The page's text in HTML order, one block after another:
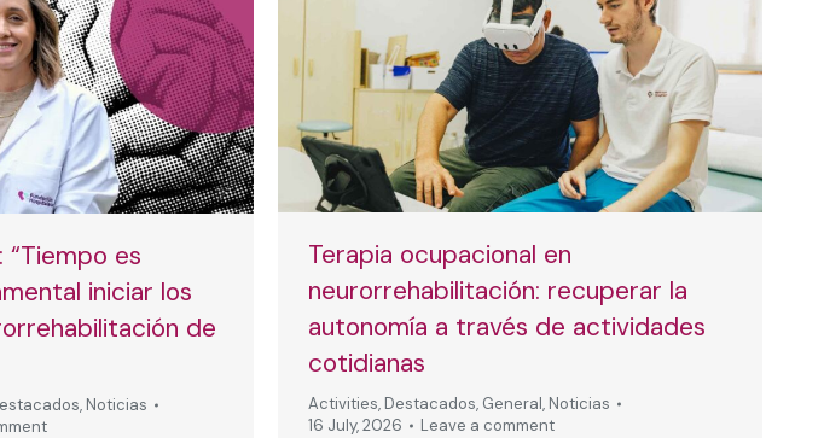
“Tiempo es
iniciar los
de
, Noticias
Terapia ocupacional en
neurorrehabilitación: recuperar la
autonomía a través de actividades
cotidianas
Activities, Destacados, General, Noticias
16 July, 2026
Leave a comment